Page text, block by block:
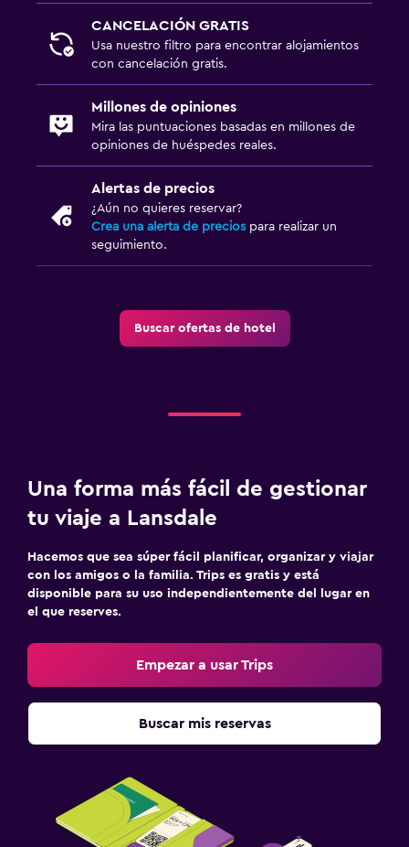
CANCELACIÓN GRATIS
Usa nuestro filtro para encontrar alojamientos
con cancelación gratis.
Millones de opiniones
Mira las puntuaciones basadas en millones de
opiniones de huéspedes reales.
Alertas de precios
¿Aún no quieres reservar?
Crea una alerta de precios para realizar un
seguimiento.
Buscar ofertas de hotel
Una forma más fácil de gestionar
tu viaje a Lansdale
Hacemos que sea súper fácil planificar, organizar y viajar
con los amigos o la familia. Trips es gratis y está
disponible para su uso independientemente del lugar en
el que reserves.
Empezar a usar Trips
Buscar mis reservas